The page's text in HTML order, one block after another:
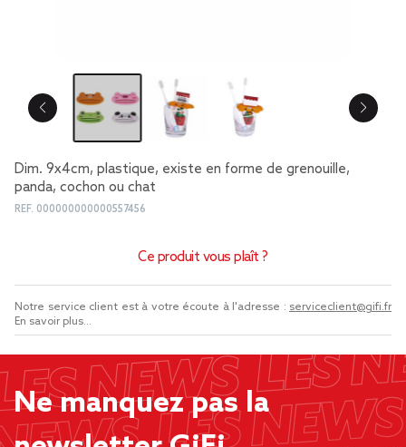
Dim. 9x4cm, plastique, existe en forme de grenouille,
panda, cochon ou chat
REF. 000000000000557456
Ce produit vous plaît ?
Notre service client est à votre écoute à l'adresse : serviceclient@gifi.fr
En savoir plus...
Ne manquez pas la